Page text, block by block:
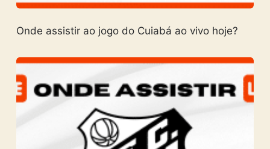
Onde assistir ao jogo do Cuiabá ao vivo hoje?